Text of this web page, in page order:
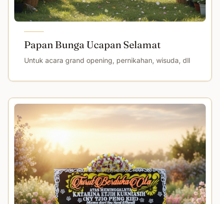
Papan Bunga Ucapan Selamat
Untuk acara grand opening, pernikahan, wisuda, dll